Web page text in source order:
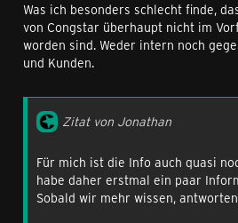
Was ich besonders schlecht finde,
von Congstar überhaupt nicht im
worden sind. Weder intern noch
und Kunden.
Zitat von Jonathan
Für mich ist die Info auch quasi
habe daher erstmal ein paar
Sobald wir mehr wissen,